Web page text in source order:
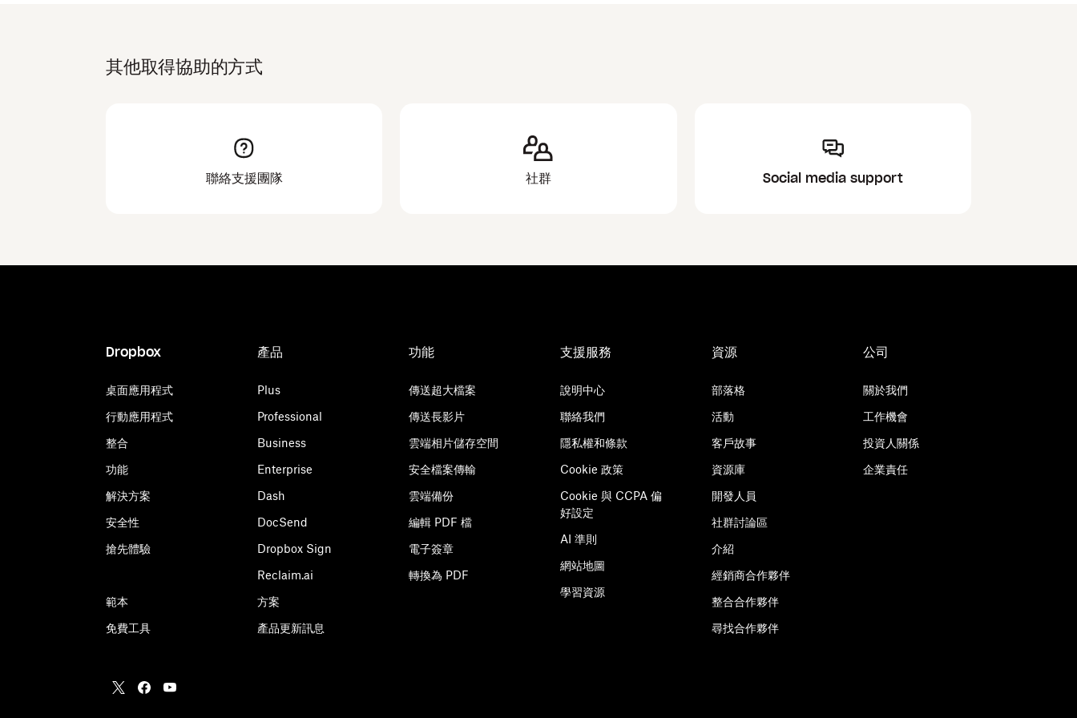
其他取得協助的方式
聯絡支援團隊 社群 Social media support
Dropbox
桌面應用程式
行動應用程式
整合
功能
解決方案
安全性
搶先體驗
範本
免費工具
產品
Plus
Professional
Business
Enterprise
Dash
DocSend
Dropbox Sign
Reclaim.ai
方案
產品更新訊息
功能
傳送超大檔案
傳送長影片
雲端相片儲存空間
安全檔案傳輸
雲端備份
編輯 PDF 檔
電子簽章
轉換為 PDF
支援服務
說明中心
聯絡我們
隱私權和條款
Cookie 政策
Cookie 與 CCPA 偏
好設定
AI 準則
網站地圖
學習資源
資源
部落格
活動
客戶故事
資源庫
開發人員
社群討論區
介紹
經銷商合作夥伴
整合合作夥伴
尋找合作夥伴
公司
關於我們
工作機會
投資人關係
企業責任